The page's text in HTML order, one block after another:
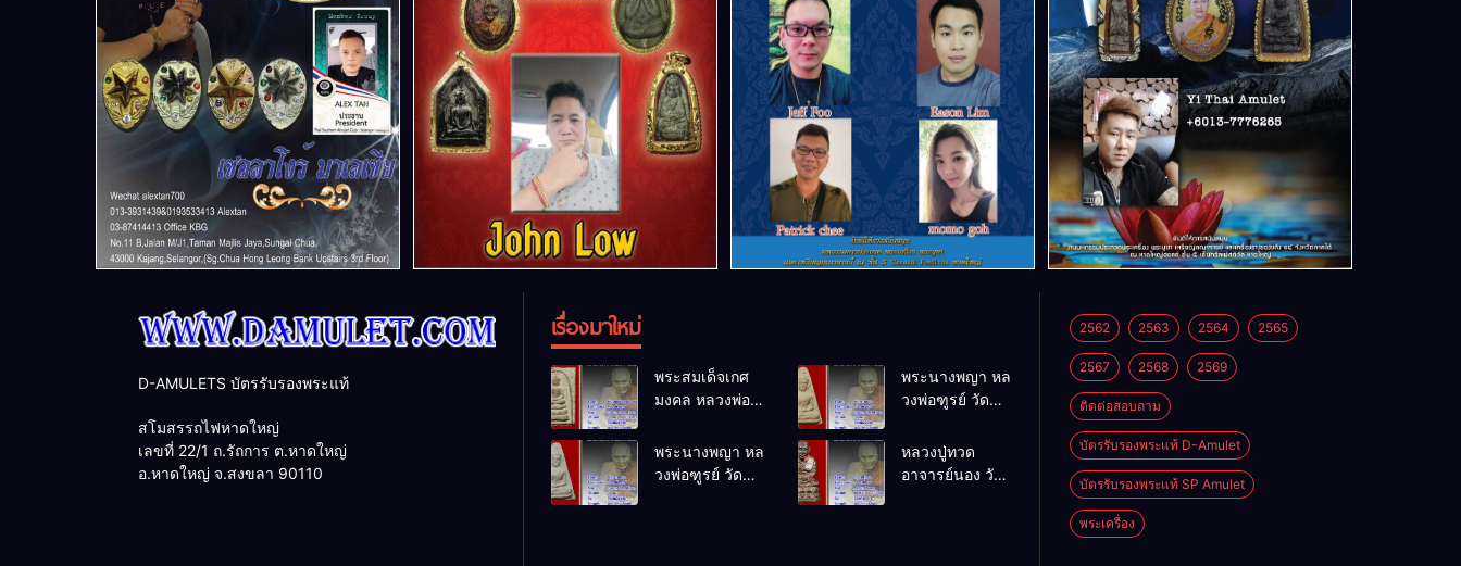
D-AMULETS บัตรรับรองพระแท้
สโมสรรถไฟหาดใหญ่
เลขที่ 22/1 ถ.รัถการ ต.หาดใหญ่
อ.หาดใหญ่ จ.สงขลา 90110
เรื่องมาใหม่
พระสมเด็จเกศ
มงคล หลวงพ่อ
โพธิ์นิมิตร
พ.ศ.2512
พระนางพญา หล
วงพ่อฑูรย์ วัด
พ.ศ.2512
พระนางพญา หล
วงพ่อฑูรย์ วัด
หลวงปู่ทวด
อาจารย์นอง วัด
2562 2563 2564 2565
2567 2568 2569
ติดต่อสอบถาม
บัตรรับรองพระแท้ D-Amulet
บัตรรับรองพระแท้ SP Amulet
พระเครื่อง